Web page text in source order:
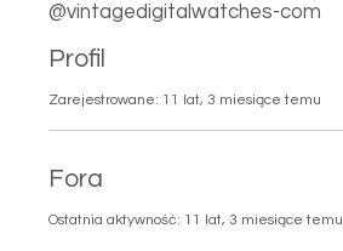
@vintagedigitalwatches-com
Profil
Zarejestrowane: 11 lat, 3 miesiące temu
Fora
Ostatnia aktywność: 11 lat, 3 miesiące temu